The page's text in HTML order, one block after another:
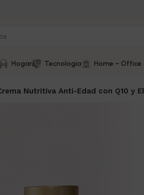
Hogar Tecnología Home – Office
Nutritiva Anti-Edad con Q10 y